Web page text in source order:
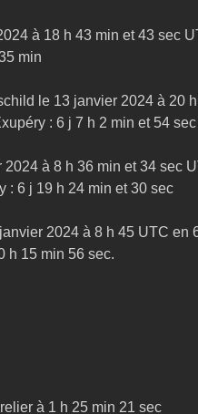
à 18 h 43 min et 43 sec
min
le 13 janvier 2024 à 20
: 6 j 7 h 2 min et 54 sec
à 8 h 36 min et 34 sec
: 6 j 19 h 24 min et 30 sec
2024 à 8 h 45 UTC en
h 15 min 56 sec.
à 1 h 25 min 21 sec